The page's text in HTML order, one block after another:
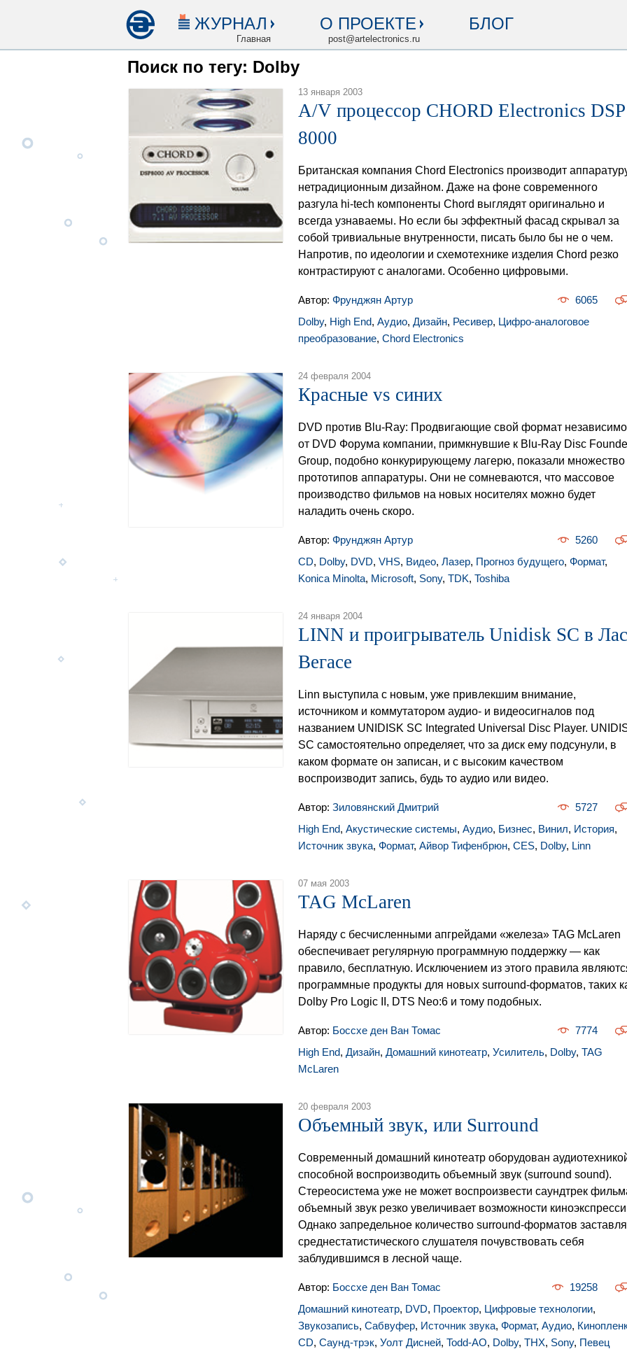
ЖУРНАЛ
Главная
О ПРОЕКТЕ
post@artelectronics.ru
БЛОГ
Поиск по тегу: Dolby
13 января 2003
A/V процессор CHORD Electronics DSP
8000
Британская компания Chord Electronics производит
нетрадиционным дизайном. Даже на фоне современного
разгула hi-tech компоненты Chord выглядят оригинально и
всегда узнаваемы. Но если бы эффектный фасад скрывал за
собой тривиальные внутренности, писать было бы не о чем.
Напротив, по идеологии и схемотехнике изделия Chord резко
контрастируют с аналогами. Особенно цифровыми.
Автор: Фрунджян Артур
6065
Dolby, High End, Аудио, Дизайн, Ресивер, Цифро-аналоговое
преобразование, Chord Electronics
24 февраля 2004
Красные vs синих
DVD против Blu-Ray: Продвигающие свой формат независимо
от DVD Форума компании, примкнувшие к Blu-Ray Disc
Group, подобно конкурирующему лагерю, показали множество
прототипов аппаратуры. Они не сомневаются, что массовое
производство фильмов на новых носителях можно будет
наладить очень скоро.
Автор: Фрунджян Артур
5260
CD, Dolby, DVD, VHS, Видео, Лазер, Прогноз будущего, Формат,
Konica Minolta, Microsoft, Sony, TDK, Toshiba
24 января 2004
LINN и проигрыватель Unidisk SC в
Вегасе
Linn выступила с новым, уже привлекшим внимание,
источником и коммутатором аудио- и видеосигналов под
названием UNIDISK SC Integrated Universal Disc Player.
SC самостоятельно определяет, что за диск ему подсунули, в
каком формате он записан, и с высоким качеством
воспроизводит запись, будь то аудио или видео.
Автор: Зиловянский Дмитрий
5727
High End, Акустические системы, Аудио, Бизнес, Винил, История,
Источник звука, Формат, Айвор Тифенбрюн, CES, Dolby, Linn
07 мая 2003
TAG McLaren
Наряду с бесчисленными апгрейдами «железа» TAG McLaren
обеспечивает регулярную программную поддержку — как
правило, бесплатную. Исключением из этого правила
программные продукты для новых surround-форматов, таких
Dolby Pro Logic II, DTS Neo:6 и тому подобных.
Автор: Боссхе ден Ван Томас
7774
High End, Дизайн, Домашний кинотеатр, Усилитель, Dolby, TAG
McLaren
20 февраля 2003
Объемный звук, или Surround
Современный домашний кинотеатр оборудован
способной воспроизводить объемный звук (surround sound).
Cтереосистема уже не может воспроизвести саундтрек
объемный звук резко увеличивает возможности
Однако запредельное количество surround-форматов
среднестатистического слушателя почувствовать себя
заблудившимся в лесной чаще.
Автор: Боссхе ден Ван Томас
19258
Домашний кинотеатр, DVD, Проектор, Цифровые технологии,
Звукозапись, Сабвуфер, Источник звука, Формат, Аудио,
CD, Саунд-трэк, Уолт Дисней, Todd-AO, Dolby, THX, Sony, Певец